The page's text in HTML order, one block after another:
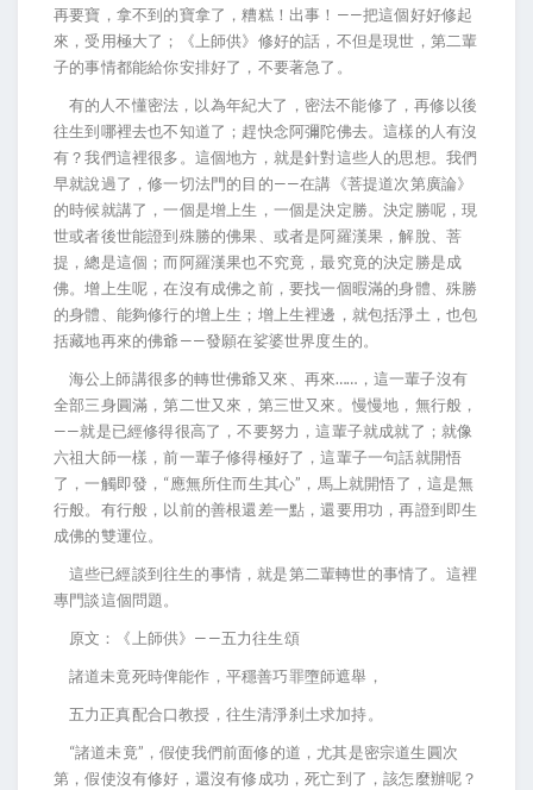
再要寶，拿不到的寶拿了，糟糕！出事！——把這個好好修起
來，受用極大了；《上師供》修好的話，不但是現世，第二輩
子的事情都能給你安排好了，不要著急了。
有的人不懂密法，以為年紀大了，密法不能修了，再修以後
往生到哪裡去也不知道了；趕快念阿彌陀佛去。這樣的人有沒
有？我們這裡很多。這個地方，就是針對這些人的思想。我們
早就說過了，修一切法門的目的——在講《菩提道次第廣論》
的時候就講了，一個是增上生，一個是決定勝。決定勝呢，現
世或者後世能證到殊勝的佛果、或者是阿羅漢果，解脫、菩
提，總是這個；而阿羅漢果也不究竟，最究竟的決定勝是成
佛。增上生呢，在沒有成佛之前，要找一個暇滿的身體、殊勝
的身體、能夠修行的增上生；增上生裡邊，就包括淨土，也包
括藏地再來的佛爺——發願在娑婆世界度生的。
海公上師講很多的轉世佛爺又來、再來……，這一輩子沒有
全部三身圓滿，第二世又來，第三世又來。慢慢地，無行般，
——就是已經修得很高了，不要努力，這輩子就成就了；就像
六祖大師一樣，前一輩子修得極好了，這輩子一句話就開悟
了，一觸即發，“應無所住而生其心”，馬上就開悟了，這是無
行般。有行般，以前的善根還差一點，還要用功，再證到即生
成佛的雙運位。
這些已經談到往生的事情，就是第二輩轉世的事情了。這裡
專門談這個問題。
原文：《上師供》——五力往生頌
諸道未竟死時俾能作，平穩善巧罪墮師遮舉，
五力正真配合口教授，往生清淨刹土求加持。
“諸道未竟”，假使我們前面修的道，尤其是密宗道生圓次
第，假使沒有修好，還沒有修成功，死亡到了，該怎麼辦呢？